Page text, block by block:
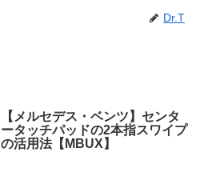
Dr.T
【メルセデス・ベンツ】センタ
ータッチパッドの2本指スワイプ
の活用法【MBUX】